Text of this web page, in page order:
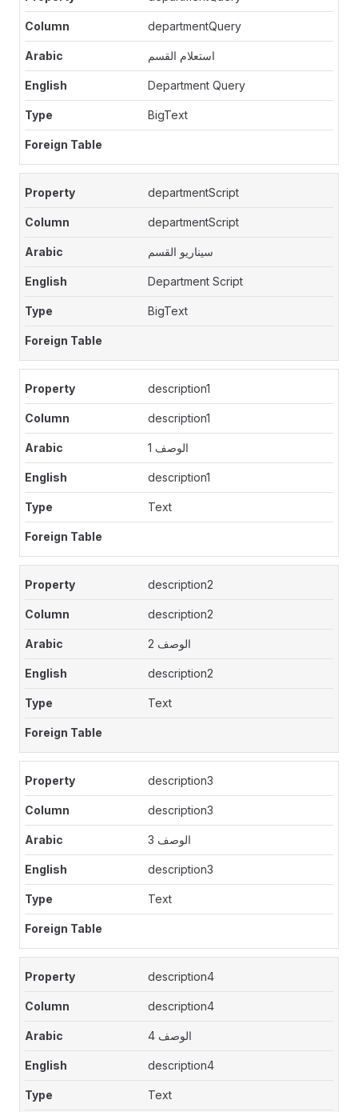
departmentQuery
استعلام القسم
Department Query
BigText
departmentScript
departmentScript
سيناريو القسم
Department Script
BigText
description1
description1
الوصف 1
description1
Text
description2
description2
الوصف 2
description2
Text
description3
description3
الوصف 3
description3
Text
description4
description4
الوصف 4
description4
Text